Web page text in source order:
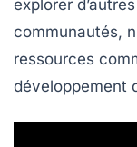
explorer
communautés,
ressources
développement